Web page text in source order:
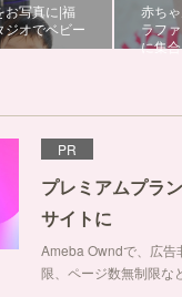
お写真に|福
ジオでベビー
赤ち
ラフ
に集合
PR
プレミアムプラ
サイトに
Ameba Owndで、広告
限、ページ数無制限な